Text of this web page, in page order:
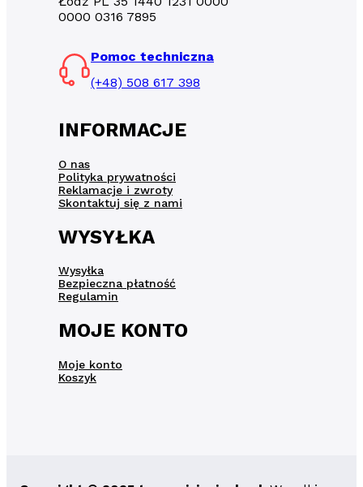
0000 0316 7895
Pomoc techniczna
(+48) 508 617 398
INFORMACJE
O nas
Polityka prywatności
Reklamacje i zwroty
Skontaktuj się z nami
WYSYŁKA
Wysyłka
Bezpieczna płatność
Regulamin
MOJE KONTO
Moje konto
Koszyk